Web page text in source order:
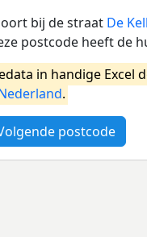
bij de straat De
postcode heeft de
in handige Excel
.
postcode